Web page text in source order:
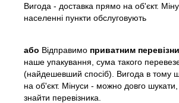
Вигода - доставка прямо на об'єкт.
населенні пункти обслуговують
або Відправимо приватним
наше упакування, сума такого
(найдешевший спосіб). Вигода в тому
на об'єкт. Мінуси - можно довго
знайти перевізника.